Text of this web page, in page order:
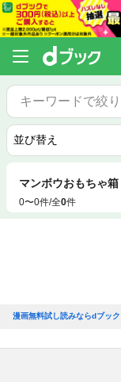
マンボウおもちゃ箱
0〜0件/全0件
漫画無料試し読みならdブック